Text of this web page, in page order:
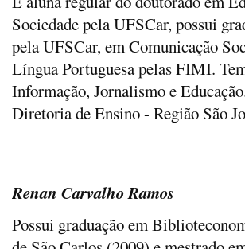
Sociedade pela UFSCar, possui
pela UFSCar, em Comunicação
Língua Portuguesa pelas FIMI.
Informação, Jornalismo e
Diretoria de Ensino - Região São
Renan Carvalho Ramos
Possui graduação em